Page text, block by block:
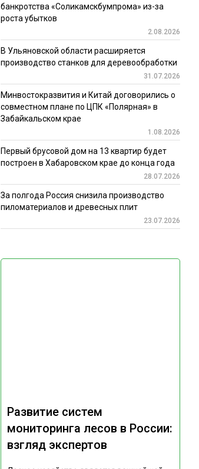
Развитие систем
мониторинга лесов в России:
взгляд экспертов
банкротства «Соликамскбумпрома» из-за
роста убытков
2.08.2026
В Ульяновской области расширяется
производство станков для деревообработки
31.07.2026
Минвостокразвития и Китай договорились о
совместном плане по ЦПК «Полярная» в
Забайкальском крае
1.08.2026
Первый брусовой дом на 13 квартир будет
построен в Хабаровском крае до конца года
28.07.2026
За полгода Россия снизила производство
пиломатериалов и древесных плит
23.07.2026